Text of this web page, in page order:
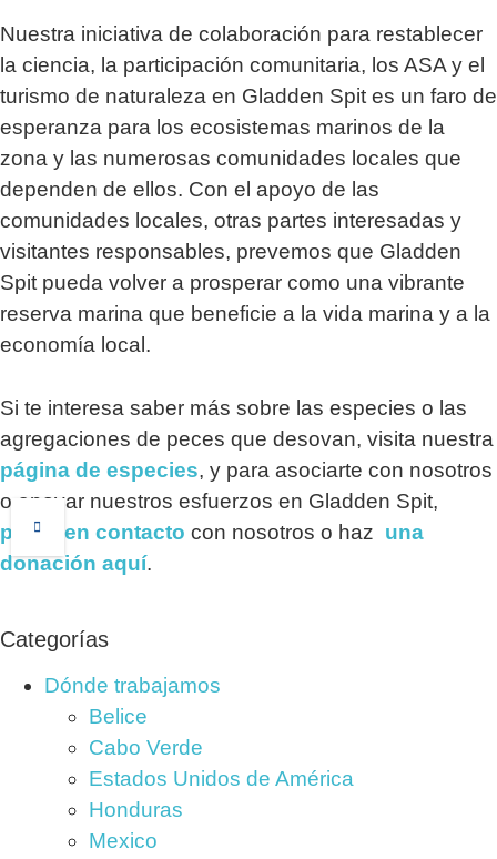
Nuestra iniciativa de colaboración para restablecer
la ciencia, la participación comunitaria, los ASA y el
turismo de naturaleza en Gladden Spit es un faro de
esperanza para los ecosistemas marinos de la
zona y las numerosas comunidades locales que
dependen de ellos. Con el apoyo de las
comunidades locales, otras partes interesadas y
visitantes responsables, prevemos que Gladden
Spit pueda volver a prosperar como una vibrante
reserva marina que beneficie a la vida marina y a la
economía local.
Si te interesa saber más sobre las especies o las
agregaciones de peces que desovan, visita nuestra
página de especies, y para asociarte con nosotros
o apoyar nuestros esfuerzos en Gladden Spit,
pónte en contacto con nosotros o haz una
donación aquí.
Categorías
Dónde trabajamos
Belice
Cabo Verde
Estados Unidos de América
Honduras
Mexico